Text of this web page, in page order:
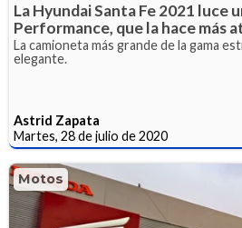
La Hyundai Santa Fe 2021 luce
Performance, que la hace más
La camioneta más grande de la gama
elegante.
Astrid Zapata
Martes, 28 de julio de 2020
Motos